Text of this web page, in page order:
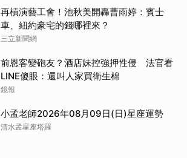
再槓演藝工會！池秋美開轟曹雨婷：賓士
車、紐約豪宅的錢哪裡來？
三立新聞網
前恩客變砲友？酒店妹控強押性侵 法官看
LINE傻眼：還叫人家買衛生棉
鏡報
小孟老師2026年08月09日(日)星座運勢
清水孟星座塔羅